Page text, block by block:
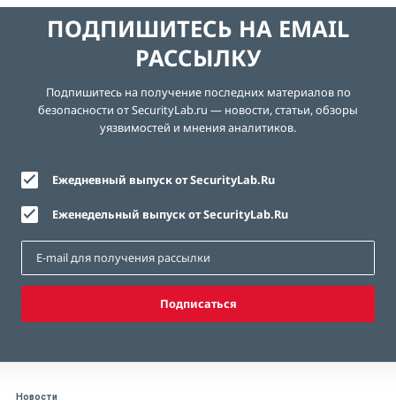
ПОДПИШИТЕСЬ НА EMAIL
РАССЫЛКУ
Подпишитесь на получение последних материалов по
безопасности от SecurityLab.ru — новости, статьи, обзоры
уязвимостей и мнения аналитиков.
Ежедневный выпуск от SecurityLab.Ru
Еженедельный выпуск от SecurityLab.Ru
Подписаться
Новости